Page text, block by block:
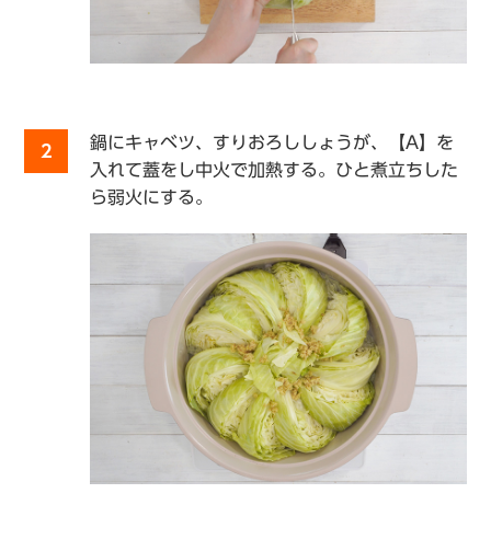
2
鍋にキャベツ、すりおろししょうが、【A】を
入れて蓋をし中火で加熱する。ひと煮立ちした
ら弱火にする。